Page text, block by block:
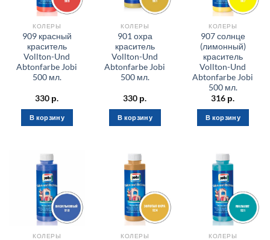
КОЛЕРЫ
909 красный
краситель
Vollton-Und
Abtonfarbe Jobi
500 мл.
330 р.
В корзину
КОЛЕРЫ
901 охра
краситель
Vollton-Und
Abtonfarbe Jobi
500 мл.
330 р.
В корзину
КОЛЕРЫ
907 солнце
(лимонный)
краситель
Vollton-Und
Abtonfarbe Jobi
500 мл.
316 р.
В корзину
КОЛЕРЫ КОЛЕРЫ КОЛЕРЫ